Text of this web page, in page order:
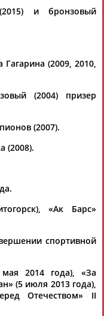
документов
(прямая
...
лиги за 15 лет
-
обыграла сборную
Кубка
)
в чемпионате КХЛ
и бронзовый
(2009, 2010,
(2004) призер
(2007).
(2008).
«Ак Барс»
спортивной
2014 года), «За
(5 июля 2013 года),
Отечеством» II